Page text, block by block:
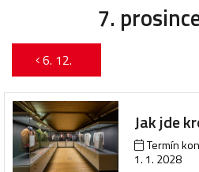
7.
6. 12.
Jak jde
Termín
1. 1. 2028